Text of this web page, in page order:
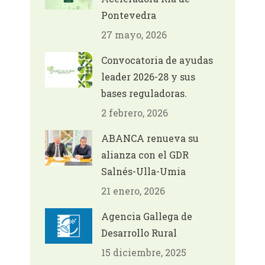
Pontevedra
27 mayo, 2026
Convocatoria de ayudas
leader 2026-28 y sus
bases reguladoras.
2 febrero, 2026
ABANCA renueva su
alianza con el GDR
Salnés-Ulla-Umia
21 enero, 2026
Agencia Gallega de
Desarrollo Rural
15 diciembre, 2025